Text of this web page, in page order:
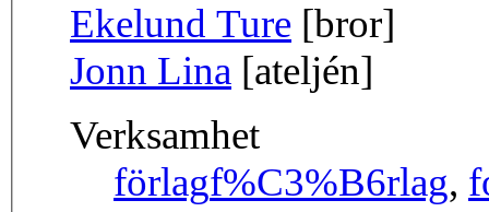
Ekelund Ture [bror]
Jonn Lina [ateljén]
Verksamhet
förlagf%C3%B6rlag,